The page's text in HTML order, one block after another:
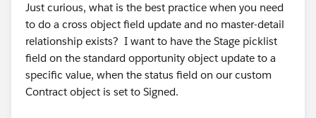
Just curious, what is the best practice when you need
to do a cross object field update and no master-detail
relationship exists? I want to have the Stage picklist
field on the standard opportunity object update to a
specific value, when the status field on our custom
Contract object is set to Signed.